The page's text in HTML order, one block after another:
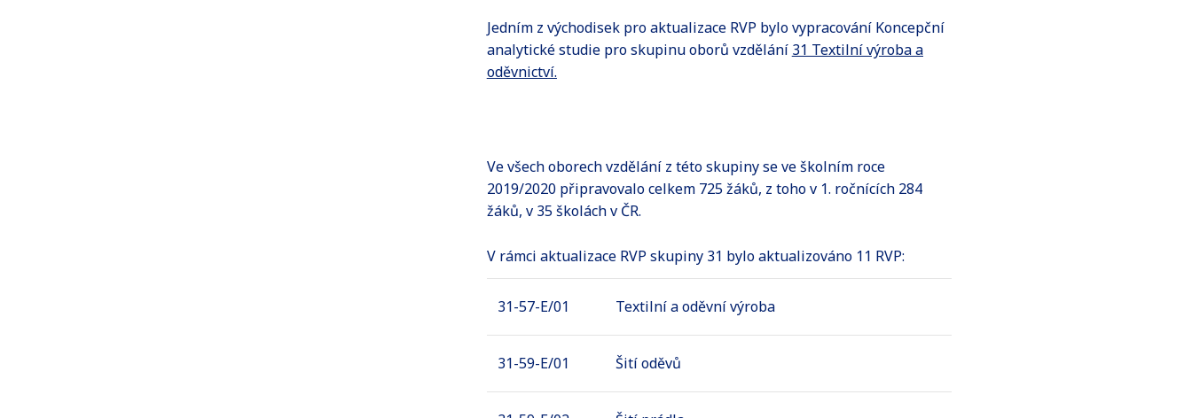
Jedním z východisek pro aktualizace RVP bylo vypracování Koncepční
analytické studie pro skupinu oborů vzdělání 31 Textilní výroba a
oděvnictví.
Ve všech oborech vzdělání z této skupiny se ve školním roce
2019/2020 připravovalo celkem 725 žáků, z toho v 1. ročnících 284
žáků, v 35 školách v ČR.
V rámci aktualizace RVP skupiny 31 bylo aktualizováno 11 RVP:
31-57-E/01 Textilní a oděvní výroba
31-59-E/01 Šití oděvů